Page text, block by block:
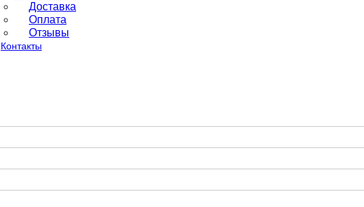
Доставка
Оплата
Отзывы
Контакты